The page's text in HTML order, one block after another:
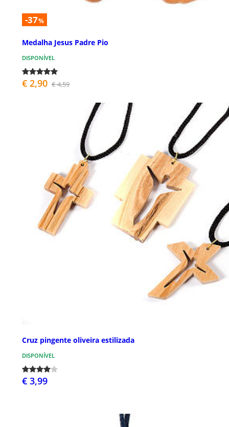
-37%
Medalha Jesus Padre Pio
DISPONÍVEL
€ 2,90 € 4,59
Cruz pingente oliveira estilizada
DISPONÍVEL
€ 3,99